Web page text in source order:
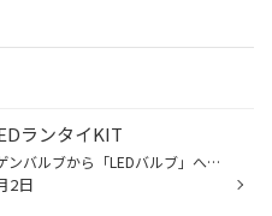
ランタイKIT
純正ハロゲンバルブから「LEDバルブ」へ変更し、 ランタイム（デイライト）化へのフルキットです。 保安基準適合 安心３年保証 ☆Whie ６０００Ｋ ☆長寿命４０，０００時間 ☆簡単取付け（カプラオン） 各種設定、あります。
2日